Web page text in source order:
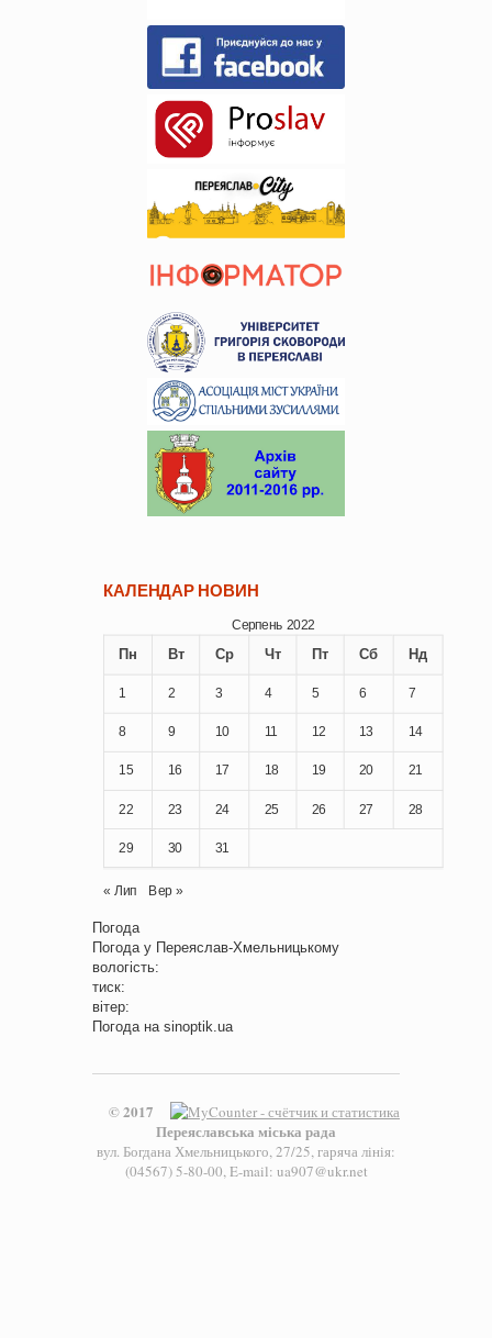
КАЛЕНДАР НОВИН
Серпень 2022
Пн Вт Ср Чт Пт Сб Нд
1 2 3 4 5 6 7
8 9 10 11 12 13 14
15 16 17 18 19 20 21
22 23 24 25 26 27 28
29 30 31
« Лип Вер »
Погода
Погода у Переяслав-Хмельницькому
вологість:
тиск:
вітер:
Погода на sinoptik.ua
© 2017
Переяславська міська рада
вул. Богдана Хмельницького, 27/25, гаряча лінія:
(04567) 5-80-00, E-mail: ua907@ukr.net